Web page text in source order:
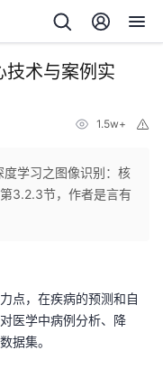
技术与案例实
1.5w+
度学习之图像识别：核
3.2.3节，作者是言有
，在疾病的预测和自
医学中病例分析、降
据集。